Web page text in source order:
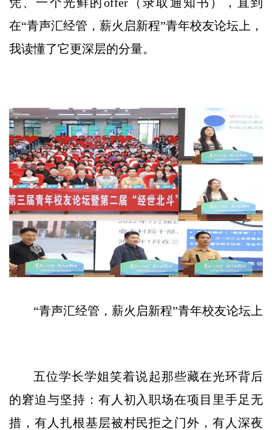
在“青声汇经管，薪火启新程”青年校友论坛上，
我读懂了它更深层的分量。
“青声汇经管，薪火启新程”青年校友论坛上
五位学长学姐笑着说起那些藏在光环背后
的窘迫与坚持：有人初入职场在项目里手足无
措，有人扎根基层被村民拒之门外，有人深夜